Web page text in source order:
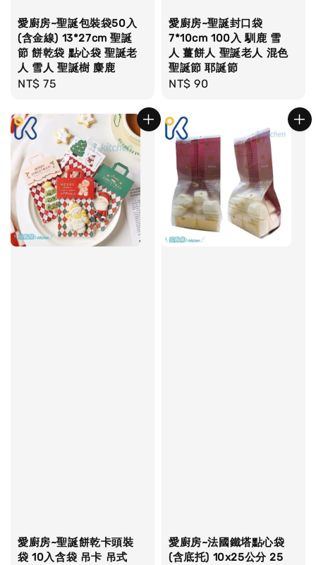
愛廚房~聖誕包裝袋50入
(含金線) 13*27cm 聖誕
節 餅乾袋 點心袋 聖誕老
人 雪人 聖誕樹 麋鹿
Regular
NT$ 75
愛廚房~聖誕封口袋
7*10cm 100入 馴鹿 雪
人 薑餅人 聖誕老人 混色
聖誕節 耶誕節
Regular
NT$ 90
愛廚房~聖誕餅乾卡頭裝
袋 10入含袋 吊卡 吊式
愛廚房~法國鐵塔點心袋
(含底托) 10x25公分 25